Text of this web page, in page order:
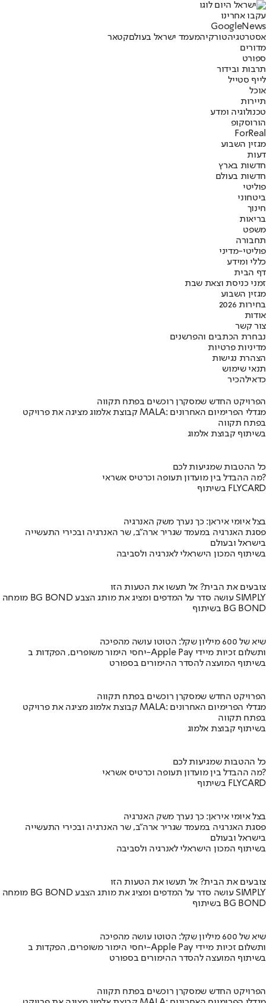
עקבו אחרינו
Googl eNews
אסטרטגיהטורקיהמעמד ישראל בעולםקטאר
מדורים
ספורט
תרבות ובידור
לייף סטייל
אוכל
תיירות
טכנולוגיה ומדע
הורוסקופ
ForReal
מגזין השבוע
דעות
חדשות בארץ
חדשות בעולם
פוליטי
ביטחוני
חינוך
בריאות
משפט
תחבורה
פוליטי-מדיני
כללי ומידע
דף הבית
זמני כניסת וצאת שבת
מגזין השבוע
בחירות 2026
אודות
צור קשר
נבחרת הכתבים והפרשנים
מדיניות פרטיות
הצהרת נגישות
תנאי שימוש
כדאילהכיר
הפרויקט החדש שמסקרן רוכשים בפתח תקווה
קבוצת אלמוג מציגה את פרויקט MALA: מגדלי הפרימיום האחרונים
בפתח תקווה
בשיתוף קבוצת אלמוג
כל ההטבות שמגיעות לכם
מה ההבדל בין מועדון תעופה וכרטיס אשראי?
בשיתוף FLYCARD
בצל איומי איראן: כך נערך משק האנרגיה
פסגת האנרגיה במעמד שגריר ארה"ב, שר האנרגיה ובכירי התעשייה
בישראל ובעולם
בשיתוף המכון הישראלי לאנרגיה ולסביבה
צובעים את הבית? אל תעשו את הטעות הזו
מומחה BG BOND עושה סדר על המדפים ומציג את מותג הצבע SIMPLY
בשיתוף BG BOND
שיא של 600 מיליון שקל: הטוטו עושה מהפיכה
יחסי הימור משופרים, הפקדות ב-Apple Pay ותשלום זכיות מיידי
בשיתוף המועצה להסדר ההימורים בספורט
הפרויקט החדש שמסקרן רוכשים בפתח תקווה
קבוצת אלמוג מציגה את פרויקט MALA: מגדלי הפרימיום האחרונים
בפתח תקווה
בשיתוף קבוצת אלמוג
כל ההטבות שמגיעות לכם
מה ההבדל בין מועדון תעופה וכרטיס אשראי?
בשיתוף FLYCARD
בצל איומי איראן: כך נערך משק האנרגיה
פסגת האנרגיה במעמד שגריר ארה"ב, שר האנרגיה ובכירי התעשייה
בישראל ובעולם
בשיתוף המכון הישראלי לאנרגיה ולסביבה
צובעים את הבית? אל תעשו את הטעות הזו
מומחה BG BOND עושה סדר על המדפים ומציג את מותג הצבע SIMPLY
בשיתוף BG BOND
שיא של 600 מיליון שקל: הטוטו עושה מהפיכה
יחסי הימור משופרים, הפקדות ב-Apple Pay ותשלום זכיות מיידי
בשיתוף המועצה להסדר ההימורים בספורט
הפרויקט החדש שמסקרן רוכשים בפתח תקווה